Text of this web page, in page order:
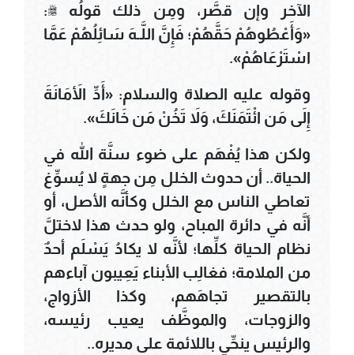
الآخر وإن قصَّر، ومِن ذلك قولُه ﷺ:
«وَأَعْطُوهُمْ حَقَّهُمْ؛ فَإِنَّ اللَّـهَ سَائِلُهُمْ عَمَّا
اسْتَرْعَاهُمْ».
وقوله عليه الصلاة والسلام: «أَدِّ الأَمَانَةَ
إِلَى مَن ائْتَمَنَكَ، وَلاَ تَخُنْ مَن خَانَكَ».
ولكن هذا يُفْهَم على ضوء سنَّة الله في
الحياة.. أن حدوث الخلل مِن جهةٍ لا يُسوِّغ
تعاطي الناس مع الخلل وكأنَّه الأصل، أو
أنَّه في دائرة المباح، ولو حدث هذا لاختلَّ
نظام الحياة كلِّها؛ لأنَّه لا يكادُ يَسْلَم أحدٌ
من الملامة؛ فغالِب الأبناء يَعِيبون آباءهم
بالتقصير تجاهَهم، وكذا الأزواج،
والزوجات، والموظَّف يعيب رئيسه،
والرئيس ينحِّي باللائمة على مديره..